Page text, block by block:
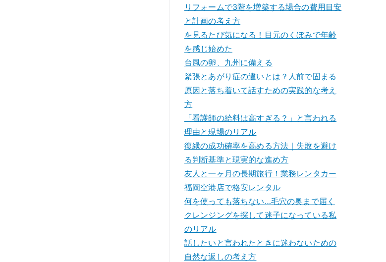
リフォームで3階を増築する場合の費用目安
と計画の考え方
を見るたび気になる！目元のくぼみで年齢
を感じ始めた
台風の卵、九州に備える
緊張とあがり症の違いとは？人前で固まる
原因と落ち着いて話すための実践的な考え
方
「看護師の給料は高すぎる？」と言われる
理由と現場のリアル
復縁の成功確率を高める方法｜失敗を避け
る判断基準と現実的な進め方
友人と一ヶ月の長期旅行！業務レンタカー
福岡空港店で格安レンタル
何を使っても落ちない…毛穴の奥まで届く
クレンジングを探して迷子になっている私
のリアル
話したいと言われたときに迷わないための
自然な返しの考え方